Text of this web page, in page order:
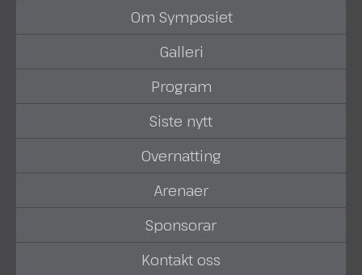
Om Symposiet
Galleri
Program
Siste nytt
Overnatting
Arenaer
Sponsorar
Kontakt oss